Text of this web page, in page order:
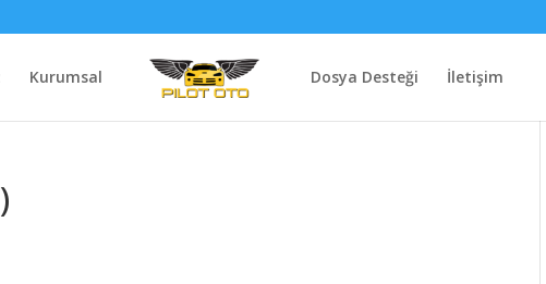
Kurumsal Dosya Desteği İletişim